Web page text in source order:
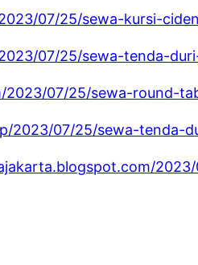
07/25/sewa-kursi-
07/25/sewa-tenda-
2023/07/25/sewa-round-
2023/07/25/sewa-tenda-